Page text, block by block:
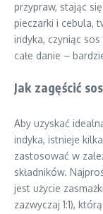
przypraw, stając
pieczarki i cebula,
indyka, czyniąc
całe danie –
Jak zagęścić
Aby uzyskać
indyka, istnieje
zastosować w
składników.
jest użycie
zazwyczaj 1:1),